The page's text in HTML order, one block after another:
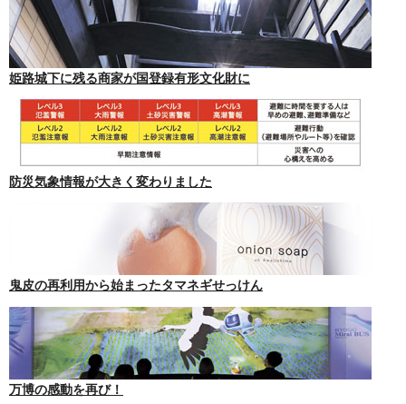
姫路城下に残る商家が国登録有形文化財に
防災気象情報が大きく変わりました
鬼皮の再利用から始まったタマネギせっけん
万博の感動を再び！